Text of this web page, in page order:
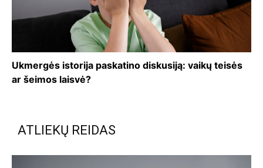
Ukmergės istorija paskatino diskusiją: vaikų teisės
ar šeimos laisvė?
ATLIEKŲ REIDAS